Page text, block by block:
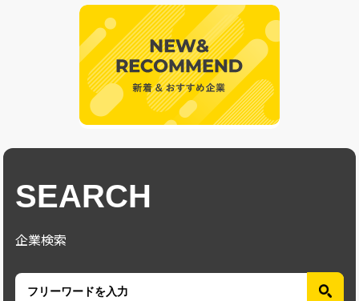
SEARCH
企業検索